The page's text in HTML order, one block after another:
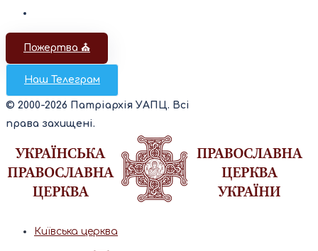
Пожертва ⛪️
Наш Телеграм
© 2000-2026 Патріархія УАПЦ. Всі
права захищені.
Київська церква